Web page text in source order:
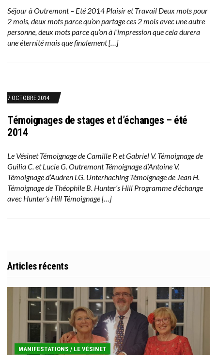
Séjour à Outremont – Eté 2014 Plaisir et Travail Deux mots pour
2 mois, deux mots parce qu’on partage ces 2 mois avec une autre
personne, deux mots parce qu’on à l’impression que cela durera
une éternité mais que finalement […]
7 OCTOBRE 2014
Témoignages de stages et d’échanges – été
2014
Le Vésinet Témoignage de Camille P. et Gabriel V. Témoignage de
Guilia C. et Lucie G. Outremont Témoignage d’Antoine V.
Témoignage d’Audren LG. Unterhaching Témoignage de Jean H.
Témoignage de Théophile B. Hunter’s Hill Programme d’échange
avec Hunter’s Hill Témoignage […]
Articles récents
MANIFESTATIONS / LE VÉSINET